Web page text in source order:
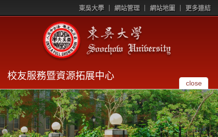
東吳大學 網站管理 網站地圖 更多連結
校友服務暨資源拓展中心
close